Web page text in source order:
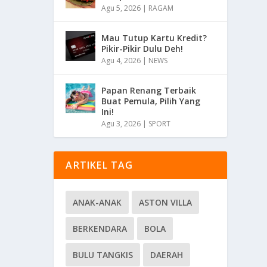
Agu 5, 2026 | RAGAM
Mau Tutup Kartu Kredit?
Pikir-Pikir Dulu Deh!
Agu 4, 2026 | NEWS
Papan Renang Terbaik
Buat Pemula, Pilih Yang
Ini!
Agu 3, 2026 | SPORT
ARTIKEL TAG
ANAK-ANAK ASTON VILLA
BERKENDARA BOLA
BULU TANGKIS DAERAH